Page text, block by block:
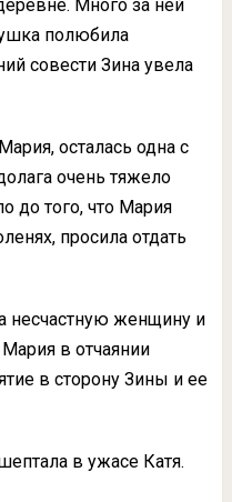
Много за ней
полюбила
совести Зина увела
осталась одна с
очень тяжело
до того, что Мария
просила отдать
несчастную женщину и
в отчаянии
в сторону Зины и ее
в ужасе Катя.